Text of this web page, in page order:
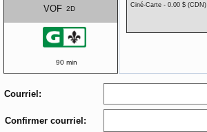
VOF 2D
90 min
Ciné-Carte - 0.00 $ (CDN)
Courriel:
Confirmer courriel: